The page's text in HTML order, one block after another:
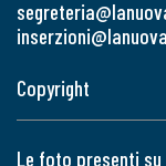
Copyright
Le foto presenti